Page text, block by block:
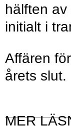
hälften
initialt i
Affären
årets slut.